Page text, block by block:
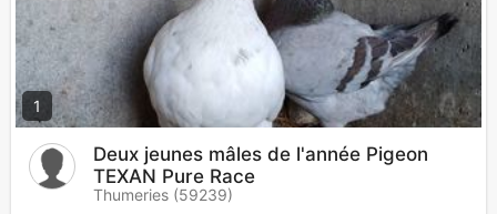
1
Deux jeunes mâles de l'année Pigeon
TEXAN Pure Race
Thumeries (59239)